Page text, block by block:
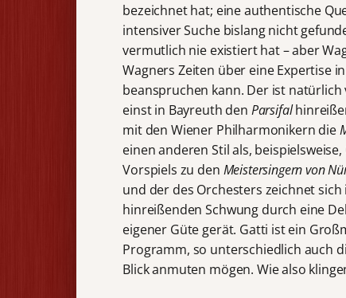
bezeichnet hat; eine authentische
intensiver Suche bislang nicht
vermutlich nie existiert hat – aber
Wagners Zeiten über eine Expertise
beanspruchen kann. Der ist
einst in Bayreuth den Parsifal
mit den Wiener Philharmonikern die
einen anderen Stil als,
Vorspiels zu den Meistersingern von
und der des Orchesters zeichnet
hinreißenden Schwung durch eine
eigener Güte gerät. Gatti ist ein
Programm, so unterschiedlich auch
Blick anmuten mögen. Wie also